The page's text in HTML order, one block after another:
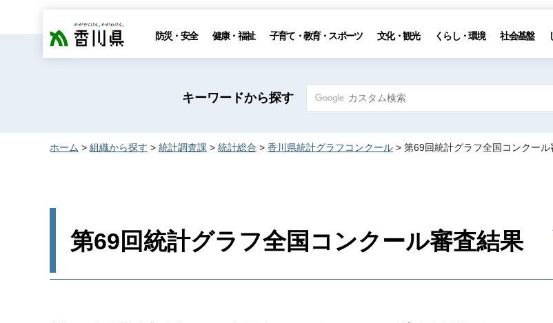
香川県 防災・安全 健康・福祉 子育て・教育・スポーツ 文化・観光 くらし・環境 社会基盤
キーワードから探す
ホーム > 組織から探す > 統計調査課 > 統計総合 > 香川県統計グラフコンクール > 第69回統計グラフ全国コンクール
第69回統計グラフ全国コンクール審査結果